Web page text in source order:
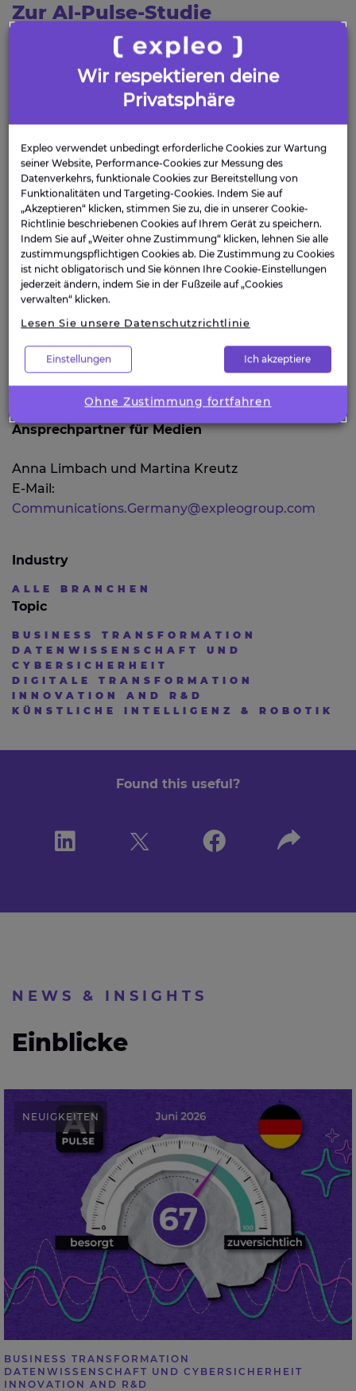
Zur AI-Pulse-Studie
Die „Expleo AI Pulse“-Umfrage wird seit August
2025 jeden Monat in Deutschland, dem
Vereinigten Königreich und Frankreich
durchgeführt. Sie liefert repräsentative
Intelligenz in Unternehmen. Die aktuelle Ausgabe
basiert auf der vierten Erhebungswelle (Feldphase:
November 2025). Pro Land werden 200
Führungskräfte befragt, insgesamt sind es somit
600 pro Monat. Die Teilnehmenden stammen aus
den Branchen IT, Finanzdienstleistungen,
Versicherungen, Handel, Ingenieurwesen sowie
Transport und Logistik. Die Erhebung erfolgt
von Expleo. Umfangreiche Datensätze und
Detailinformationen sind auf Anfrage erhältlich.
Ansprechpartner für Medien
Anna Limbach und Martina Kreutz
E-Mail:
Communications.Germany@expleogroup.com
Industry
ALLE BRANCHEN
Topic
BUSINESS TRANSFORMATION
DATENWISSENSCHAFT UND
CYBERSICHERHEIT
DIGITALE TRANSFORMATION
INNOVATION AND R&D
KÜNSTLICHE INTELLIGENZ & ROBOTIK
Found this useful?
NEWS & INSIGHTS
Einblicke
Umfrage: Jeder zehnte Beschäftigte könnte seine
Arbeit ohne KI nicht mehr ausführen
NEUIGKEITEN
BUSINESS TRANSFORMATION
DATENWISSENSCHAFT UND CYBERSICHERHEIT
INNOVATION AND R&D
Wir respektieren deine
Privatsphäre
Expleo verwendet unbedingt erforderliche Cookies zur Wartung
seiner Website, Performance-Cookies zur Messung des
Datenverkehrs, funktionale Cookies zur Bereitstellung von
Funktionalitäten und Targeting-Cookies. Indem Sie auf
„Akzeptieren“ klicken, stimmen Sie zu, die in unserer Cookie-
Richtlinie beschriebenen Cookies auf Ihrem Gerät zu speichern.
Indem Sie auf „Weiter ohne Zustimmung“ klicken, lehnen Sie alle
zustimmungspflichtigen Cookies ab. Die Zustimmung zu Cookies
ist nicht obligatorisch und Sie können Ihre Cookie-Einstellungen
jederzeit ändern, indem Sie in der Fußzeile auf „Cookies
verwalten“ klicken.
Lesen Sie unsere Datenschutzrichtlinie
Einstellungen Ich akzeptiere
Ohne Zustimmung fortfahren